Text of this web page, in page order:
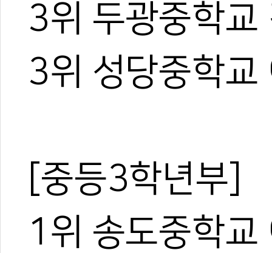
3위 두광중학교
3위 성당중학교
[중등3학년부]
1위 송도중학교